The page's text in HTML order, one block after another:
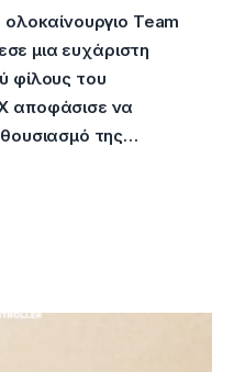
Team
μια ευχάριστη
φίλους του
αποφάσισε να
της…